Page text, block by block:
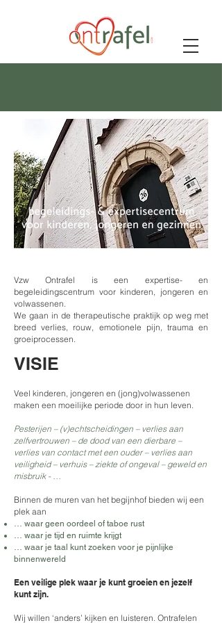
Vzw Ontrafel is een expertise- en
begeleidingscentrum voor kinderen, jongeren en
volwassenen.
We gaan in de therapeutische praktijk op weg met
breed verlies, rouw, emotionele pijn, trauma en
groeiprocessen.
VISIE
Veel kinderen, jongeren en (jong)volwassenen
maken een moeilijke periode door in hun leven.
Pesterijen – (v)echtscheidingen – verlies aan
zelfvertrouwen – de dood van een dierbare –
verlies van contact met een ouder – verlies aan
veiligheid – verhuis – ziekte of ongeval – geweld en
misbruik - …
Binnen de muren van het begijnhof bieden wij een
plek aan
… waar geen oordeel of taboe rust
… waar je tijd en ruimte krijgt
… waar je taal kunt zoeken voor je pijnlijke
binnenwereld
Een veilige plek waar je kunt groeien en jezelf
kunt zijn.
Wij willen ‘anders’ kijken en luisteren. Ontrafelen